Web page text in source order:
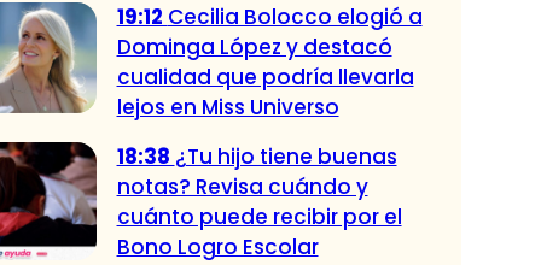
19:12 Cecilia Bolocco elogió a
Dominga López y destacó
cualidad que podría llevarla
lejos en Miss Universo
18:38 ¿Tu hijo tiene buenas
notas? Revisa cuándo y
cuánto puede recibir por el
Bono Logro Escolar